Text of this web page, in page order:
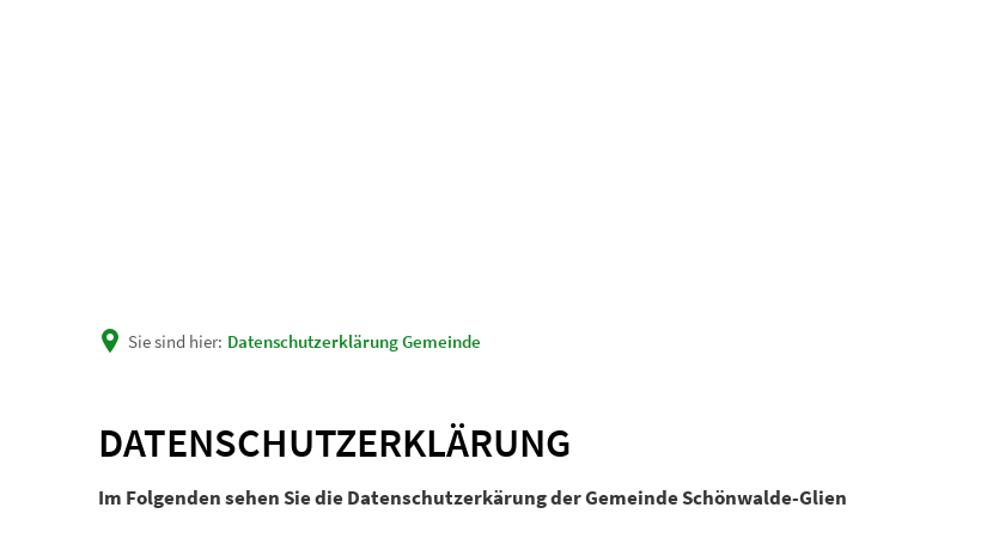
Sie sind hier: Datenschutzerklärung Gemeinde
Datenschutzerklärung
Gemeinde
DATENSCHUTZERKLÄRUNG
Im Folgenden sehen Sie die Datenschutzerkärung der Gemeinde Schönwalde-Glien